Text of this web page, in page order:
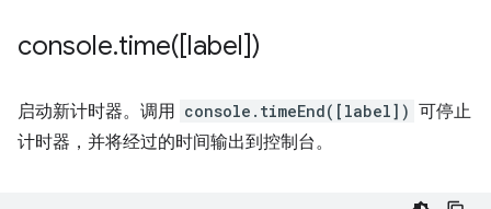
console.time([label])
启动新计时器。调用 console.timeEnd([label]) 可停止
计时器，并将经过的时间输出到控制台。